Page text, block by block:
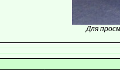
Для